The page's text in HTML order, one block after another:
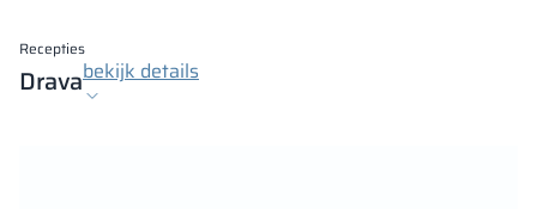
Recepties
Dravabekijk details